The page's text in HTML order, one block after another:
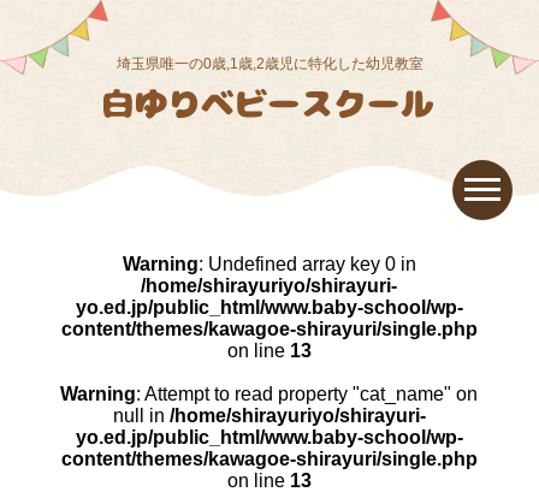
埼玉県唯一の0歳,1歳,2歳児に特化した幼児教室
Warning: Undefined array key 0 in
/home/shirayuriyo/shirayuri-
yo.ed.jp/public_html/www.baby-school/wp-
content/themes/kawagoe-shirayuri/single.php
on line 13
Warning: Attempt to read property "cat_name" on
null in /home/shirayuriyo/shirayuri-
yo.ed.jp/public_html/www.baby-school/wp-
content/themes/kawagoe-shirayuri/single.php
on line 13